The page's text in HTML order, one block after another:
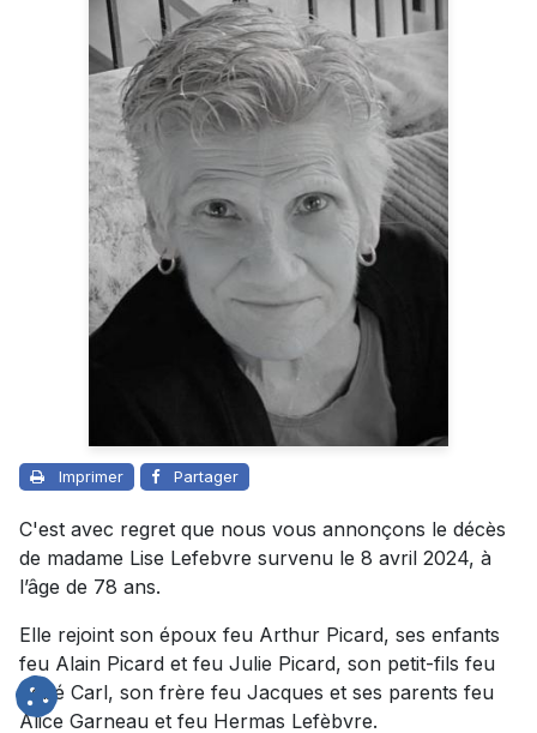
Imprimer Partager
C'est avec regret que nous vous annonçons le décès
de madame Lise Lefebvre survenu le 8 avril 2024, à
l’âge de 78 ans.
Elle rejoint son époux feu Arthur Picard, ses enfants
feu Alain Picard et feu Julie Picard, son petit-fils feu
bébé Carl, son frère feu Jacques et ses parents feu
Alice Garneau et feu Hermas Lefèbvre.